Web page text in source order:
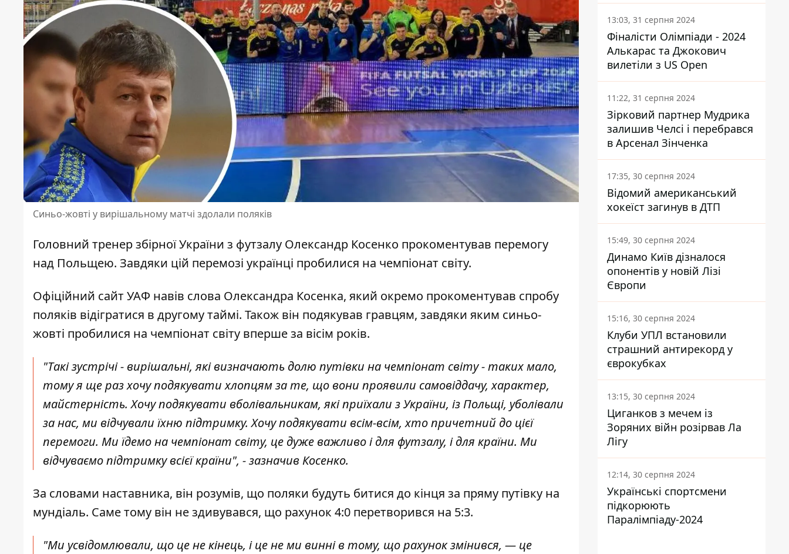
Синьо-жовті у вирішальному матчі здолали поляків
Головний тренер збірної України з футзалу Олександр Косенко прокоментував перемогу
над Польщею. Завдяки цій перемозі українці пробилися на чемпіонат світу.
Офіційний сайт УАФ навів слова Олександра Косенка, який окремо прокоментував спробу
поляків відігратися в другому таймі. Також він подякував гравцям, завдяки яким синьо-
жовті пробилися на чемпіонат світу вперше за вісім років.
"Такі зустрічі - вирішальні, які визначають долю путівки на чемпіонат світу - таких мало,
тому я ще раз хочу подякувати хлопцям за те, що вони проявили самовіддачу, характер,
майстерність. Хочу подякувати вболівальникам, які приїхали з України, із Польщі, уболівали
за нас, ми відчували їхню підтримку. Хочу подякувати всім-всім, хто причетний до цієї
перемоги. Ми їдемо на чемпіонат світу, це дуже важливо і для футзалу, і для країни. Ми
відчуваємо підтримку всієї країни", - зазначив Косенко.
За словами наставника, він розумів, що поляки будуть битися до кінця за пряму путівку на
мундіаль. Саме тому він не здивувався, що рахунок 4:0 перетворився на 5:3.
"Ми усвідомлювали, що це не кінець, і це не ми винні в тому, що рахунок змінився, — це
13:03, 31 серпня 2024
Фіналісти Олімпіади - 2024
Алькарас та Джокович
вилетіли з US Open
11:22, 31 серпня 2024
Зірковий партнер Мудрика
залишив Челсі і перебрався
в Арсенал Зінченка
17:35, 30 серпня 2024
Відомий американський
хокеїст загинув в ДТП
15:49, 30 серпня 2024
Динамо Київ дізналося
опонентів у новій Лізі
Європи
15:16, 30 серпня 2024
Клуби УПЛ встановили
страшний антирекорд у
єврокубках
13:15, 30 серпня 2024
Циганков з мечем із
Зоряних війн розірвав Ла
Лігу
12:14, 30 серпня 2024
Українські спортсмени
підкорюють
Паралімпіаду-2024